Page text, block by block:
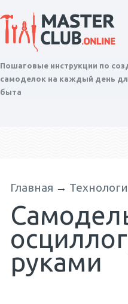
Пошаговые инструкции по
самоделок на каждый день
быта
Главная →
руками